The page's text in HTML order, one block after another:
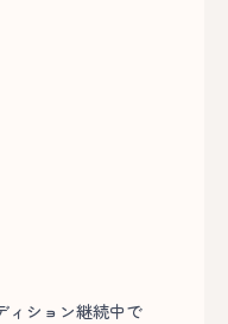
ィション継続中で